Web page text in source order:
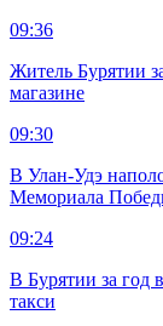
09:36
Житель Бурятии
магазине
09:30
В Улан-Удэ
Мемориала
09:24
В Бурятии за год
такси